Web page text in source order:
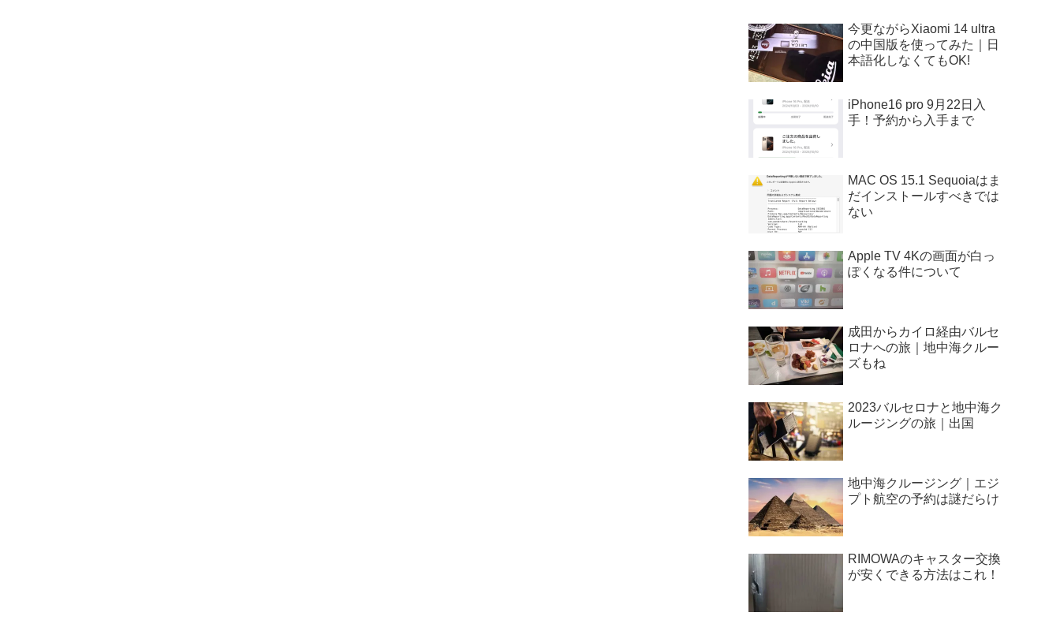
今更ながらXiaomi 14 ultra
の中国版を使ってみた｜日
本語化しなくてもOK!
iPhone16 pro 9月22日入
手！予約から入手まで
MAC OS 15.1 Sequoiaはま
だインストールすべきでは
ない
Apple TV 4Kの画面が白っ
ぽくなる件について
成田からカイロ経由バルセ
ロナへの旅｜地中海クルー
ズもね
2023バルセロナと地中海ク
ルージングの旅｜出国
地中海クルージング｜エジ
プト航空の予約は謎だらけ
RIMOWAのキャスター交換
が安くできる方法はこれ！